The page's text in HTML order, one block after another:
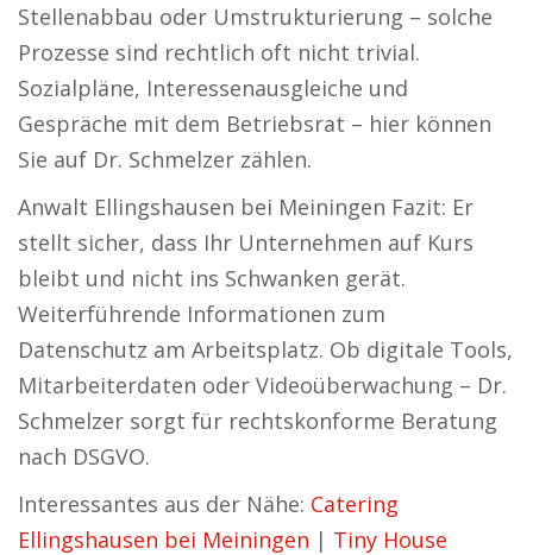
Stellenabbau oder Umstrukturierung – solche
Prozesse sind rechtlich oft nicht trivial.
Sozialpläne, Interessenausgleiche und
Gespräche mit dem Betriebsrat – hier können
Sie auf Dr. Schmelzer zählen.
Anwalt Ellingshausen bei Meiningen Fazit: Er
stellt sicher, dass Ihr Unternehmen auf Kurs
bleibt und nicht ins Schwanken gerät.
Weiterführende Informationen zum
Datenschutz am Arbeitsplatz. Ob digitale Tools,
Mitarbeiterdaten oder Videoüberwachung – Dr.
Schmelzer sorgt für rechtskonforme Beratung
nach DSGVO.
Interessantes aus der Nähe: Catering
Ellingshausen bei Meiningen | Tiny House